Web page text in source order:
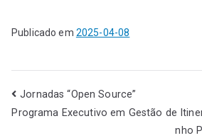
Publicado em 2025-04-08
Jornadas “Open Source”
Programa Executivo em Gestão de
nho